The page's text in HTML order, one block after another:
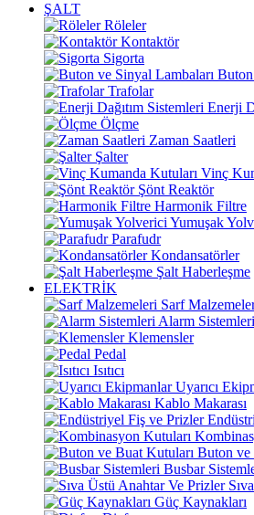
ŞALT
Röleler
Kontaktör
Sigorta
Trafolar
Enerji
Ölçme
Zaman Saatleri
Şalter
Vinç
Şönt Reaktör
Harmonik Filtre
Yumuşak
Parafudr
Kondansatörler
Şalt Haberleşme
ELEKTRİK
Sarf
Alarm Sistemleri
Klemensler
Pedal
Isıtıcı
Uyarıcı
Kablo Makarası
Buton ve
Busbar
Güç Kaynakları